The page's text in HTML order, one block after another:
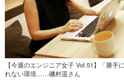
ライフ
ライフTOP
ペット
その他
【今週のエンジニア女子 Vol.51】「勝手
れない環境……磯村遥さん